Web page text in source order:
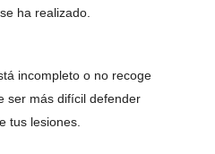
ha realizado.
incompleto o no recoge
ser más difícil defender
tus lesiones.